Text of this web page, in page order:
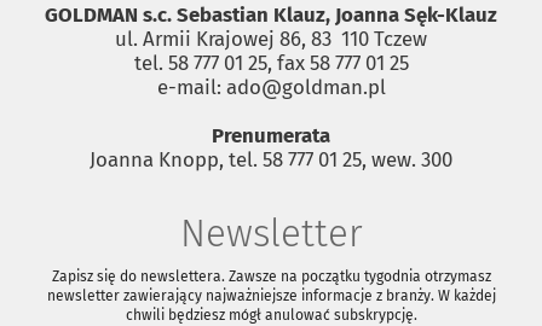
GOLDMAN s.c. Sebastian Klauz, Joanna Sęk-Klauz
ul. Armii Krajowej 86, 83 ­ 110 Tczew
tel. 58 777 01 25, fax 58 777 01 25
e-mail: ado@goldman.pl
Prenumerata
Joanna Knopp, tel. 58 777 01 25, wew. 300
Newsletter
Zapisz się do newslettera. Zawsze na początku tygodnia otrzymasz
newsletter zawierający najważniejsze informacje z branży. W każdej
chwili będziesz mógł anulować subskrypcję.